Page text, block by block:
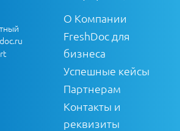
О Компании
FreshDoc для
бизнеса
Успешные кейсы
Партнерам
Контакты и
реквизиты